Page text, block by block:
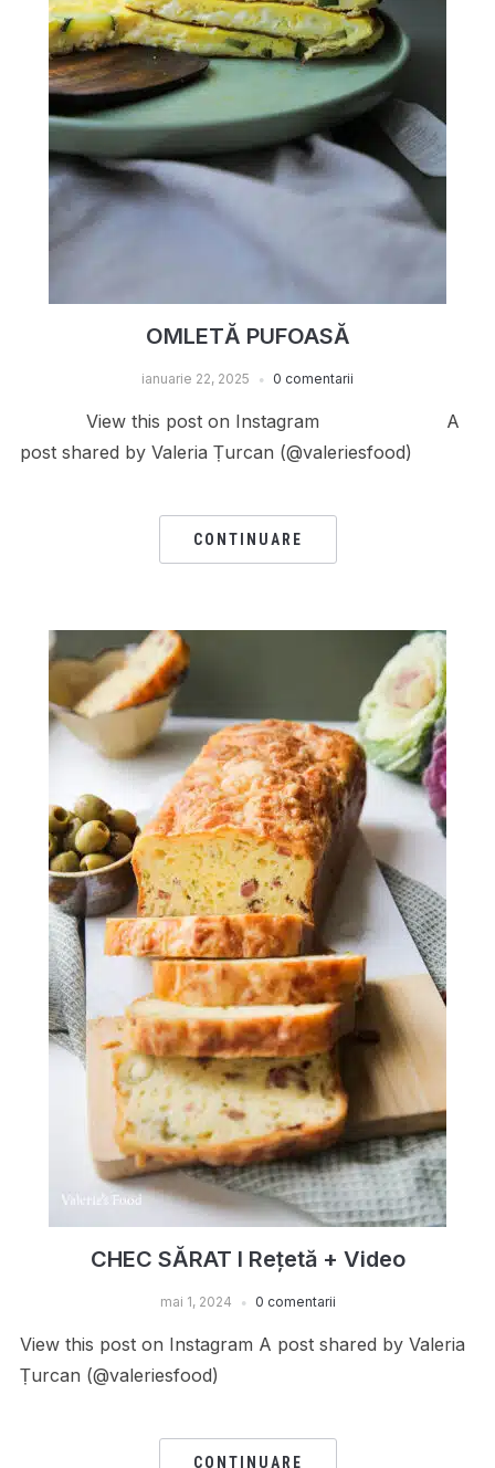
OMLETĂ PUFOASĂ
ianuarie 22, 2025 0 comentarii
View this post on Instagram A
post shared by Valeria Țurcan (@valeriesfood)
CONTINUARE
CHEC SĂRAT I Rețetă + Video
mai 1, 2024 0 comentarii
View this post on Instagram A post shared by Valeria
Țurcan (@valeriesfood)
CONTINUARE